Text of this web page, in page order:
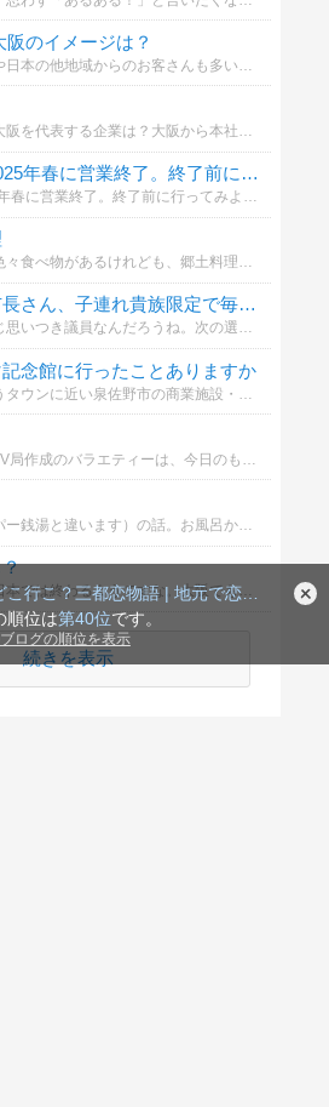
大阪どこ行こ？三都恋物語 | 地元で恋する人を応援するブログ
順位は第40位です。
ブログの順位を表示
のイメージは？
あなたにとっての大阪を代表する企業は？大阪から本社を移転した企業は省いています。また、選択肢の企業は上場企業だけではありません。
梅田ロフトが2025年春に営業終了。終了前に行ってみようとおもいますか？
梅田ロフトが2025年春に営業終了。終了前に行ってみようとおもいますか？
食い道楽の大阪は色々食べ物があるけれども、郷土料理ってなんだろう？その他を選んだ方は具体的な名前も書いてください。
大阪のここの市長さん、子連れ貴族限定で毎月5億円ばら蒔くとの事
こいつも安倍と同じ思いつき議員なんだろうね。次の選挙では間違いなく落ちるでしょう。投票者の大半が高齢者なんだから。
念館に行ったことありますか
昭和の時代、在版TV局作成のバラエティーは、今日のものとは比較にならんぐらいおもろかった。あなたのお気に入りの番組は？
今日は銭湯（スーパー銭湯と違います）の話。お風呂からあがったら冷たいもん飲むのが子供の時は楽しみ。皆さんは何が好きですか？大阪では、銭湯というと「いかるが牛乳」系がほぼ支配的でしたが（笑）。
カールの販売も東日本では終わるようですな。大阪でも大人気のスナック菓子でが、皆さんはなに味が好きですか？大阪では絶対うすあじやと思うのですが。
続きを表示